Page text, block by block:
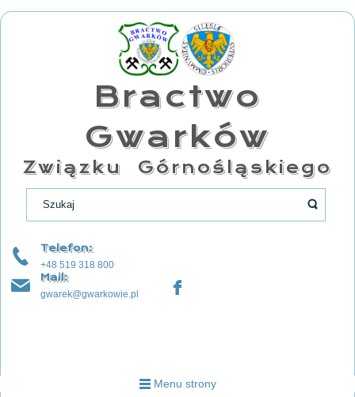
Bractwo
Gwarków
Związku Górnośląskiego
Telefon:
+48 519 318 800
Mail:
gwarek@gwarkowie.pl
Menu strony